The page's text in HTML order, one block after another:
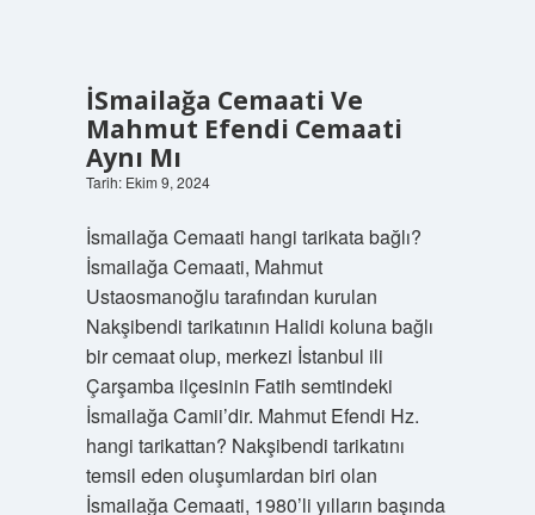
İSmailağa Cemaati Ve
Mahmut Efendi Cemaati
Aynı Mı
Tarih: Ekim 9, 2024
İsmailağa Cemaati hangi tarikata bağlı?
İsmailağa Cemaati, Mahmut
Ustaosmanoğlu tarafından kurulan
Nakşibendi tarikatının Halidi koluna bağlı
bir cemaat olup, merkezi İstanbul ili
Çarşamba ilçesinin Fatih semtindeki
İsmailağa Camii’dir. Mahmut Efendi Hz.
hangi tarikattan? Nakşibendi tarikatını
temsil eden oluşumlardan biri olan
İsmailağa Cemaati, 1980’li yılların başında